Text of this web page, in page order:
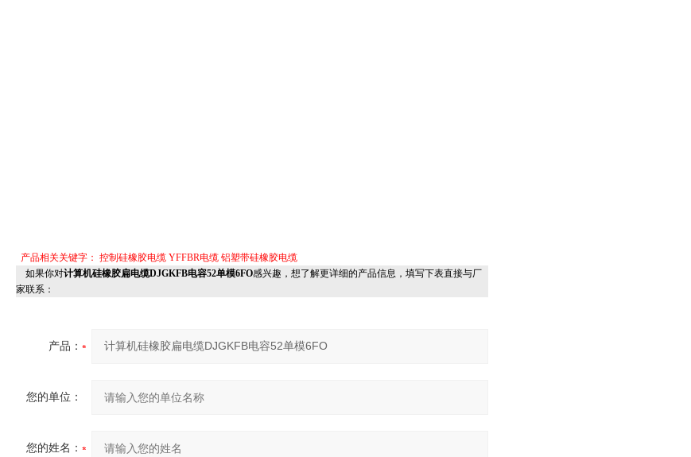
产品相关关键字： 控制硅橡胶电缆 YFFBR电缆 铝塑带硅橡胶电缆
如果你对计算机硅橡胶扁电缆DJGKFB电容52单模6FO感兴趣，想了解更详细的产品信息，填写下表直接与厂
家联系：
产品：
您的单位：
您的姓名：